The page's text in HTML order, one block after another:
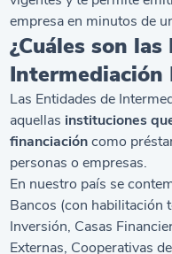
empresa en minutos de
¿Cuáles son
Intermediación
Las Entidades de
aquellas instituciones
financiacióncomo
personas o empresas.
En nuestro país se
Bancos (con habilitación
Inversión, Casas
Externas, Cooperativas